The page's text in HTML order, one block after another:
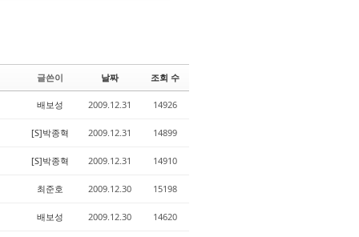
글쓴이 날짜 조회 수
배보성 2009.12.31 14926
[S]박종혁 2009.12.31 14899
[S]박종혁 2009.12.31 14910
최준호 2009.12.30 15198
배보성 2009.12.30 14620